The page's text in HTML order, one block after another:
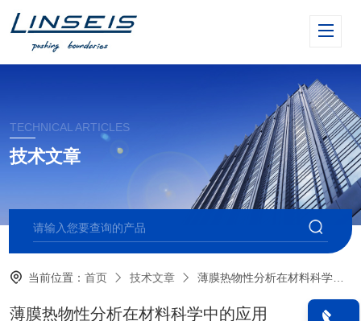
TECHNICAL ARTICLES
技术文章
当前位置：首页 技术文章 薄膜热物性分析在材料科学中的应用
薄膜热物性分析在材料科学中的应用